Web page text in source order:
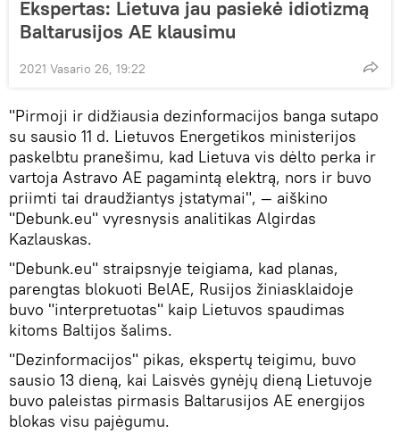
Ekspertas: Lietuva jau pasiekė idiotizmą
Baltarusijos AE klausimu
2021 Vasario 26, 19:22
"Pirmoji ir didžiausia dezinformacijos banga sutapo
su sausio 11 d. Lietuvos Energetikos ministerijos
paskelbtu pranešimu, kad Lietuva vis dėlto perka ir
vartoja Astravo AE pagamintą elektrą, nors ir buvo
priimti tai draudžiantys įstatymai", — aiškino
"Debunk.eu" vyresnysis analitikas Algirdas
Kazlauskas.
"Debunk.eu" straipsnyje teigiama, kad planas,
parengtas blokuoti BelAE, Rusijos žiniasklaidoje
buvo "interpretuotas" kaip Lietuvos spaudimas
kitoms Baltijos šalims.
"Dezinformacijos" pikas, ekspertų teigimu, buvo
sausio 13 dieną, kai Laisvės gynėjų dieną Lietuvoje
buvo paleistas pirmasis Baltarusijos AE energijos
blokas visu pajėgumu.